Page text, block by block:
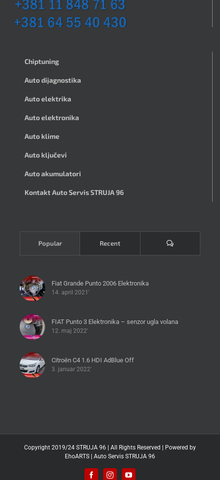
Chiptuning
Auto dijagnostika
Auto elektrika
Auto elektronika
Auto klime
Auto ključevi
Auto akumulatori
Kontakt Auto Servis STRUJA 96
Popular Recent Komentari
Fiat Grande Punto 2006 Elektronika
14. april 2021'
FIAT Punto 3 Elektronika – senzor ugla volana
12. maj 2022'
Citroën C4 1.6 HDI AdBlue Off
3. januar 2022'
Copyright 2019/24 STRUJA 96 | All Rights Reserved | Powered by
EhoARTS | Auto Servis STRUJA 96
FacebookInstagramYouTube